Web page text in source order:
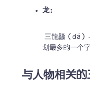
龙：
三龍龘（dá）- 龙飞之状，龘字是大五码编码中笔
划最多的一个字
与人物相关的